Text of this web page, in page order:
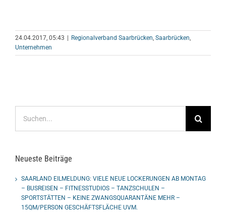
24.04.2017, 05:43 Regionalverband Saarbrücken, Saarbrücken,
Unternehmen
nach:
Neueste Beiträge
SAARLAND EILMELDUNG: VIELE NEUE LOCKERUNGEN AB MONTAG
– BUSREISEN – FITNESSTUDIOS – TANZSCHULEN –
SPORTSTÄTTEN – KEINE ZWANGSQUARANTÄNE MEHR –
15QM/PERSON GESCHÄFTSFLÄCHE UVM.